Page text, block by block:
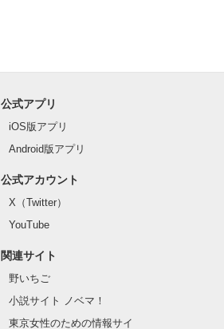
公式アプリ
iOS版アプリ
Android版アプリ
公式アカウント
X（Twitter）
YouTube
関連サイト
野いちご
小説サイト ノベマ！
東京女性のための情報サイ